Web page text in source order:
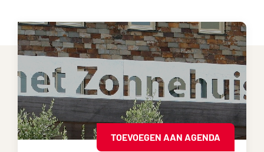
TOEVOEGEN AAN AGENDA